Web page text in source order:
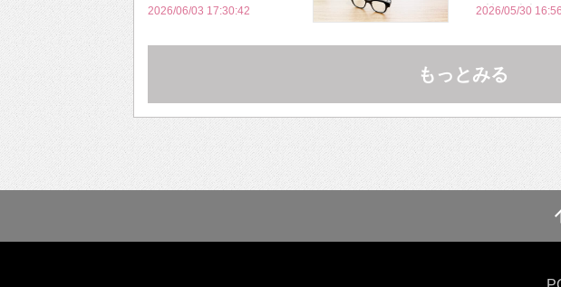
2026/06/03 17:30:42
づらいくらい
Bose並み
2026/05/30
もっとみる